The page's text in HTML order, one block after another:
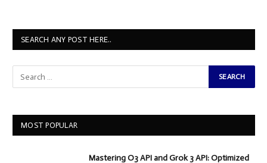
SEARCH ANY POST HERE..
MOST POPULAR
Mastering O3 API and Grok 3 API: Optimized